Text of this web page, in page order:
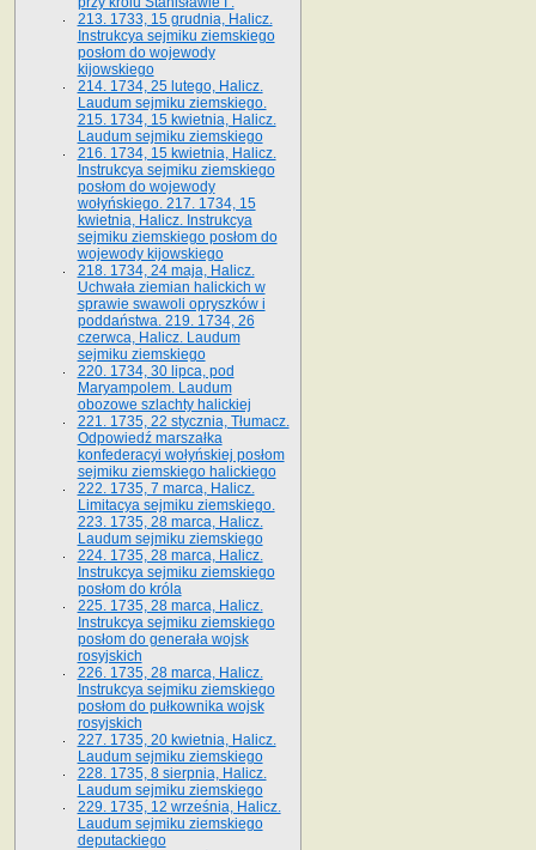
213. 1733, 15 grudnia, Halicz.
Instrukcya sejmiku ziemskiego
posłom do wojewody
kijowskiego
214. 1734, 25 lutego, Halicz.
Laudum sejmiku ziemskiego.
215. 1734, 15 kwietnia, Halicz.
Laudum sejmiku ziemskiego
216. 1734, 15 kwietnia, Halicz.
Instrukcya sejmiku ziemskiego
posłom do wojewody
wołyńskiego. 217. 1734, 15
kwietnia, Halicz. Instrukcya
sejmiku ziemskiego posłom do
wojewody kijowskiego
218. 1734, 24 maja, Halicz.
Uchwała ziemian halickich w
sprawie swawoli opryszków i
poddaństwa. 219. 1734, 26
czerwca, Halicz. Laudum
sejmiku ziemskiego
220. 1734, 30 lipca, pod
Maryampolem. Laudum
obozowe szlachty halickiej
221. 1735, 22 stycznia, Tłumacz.
Odpowiedź marszałka
konfederacyi wołyńskiej posłom
sejmiku ziemskiego halickiego
222. 1735, 7 marca, Halicz.
Limitacya sejmiku ziemskiego.
223. 1735, 28 marca, Halicz.
Laudum sejmiku ziemskiego
224. 1735, 28 marca, Halicz.
Instrukcya sejmiku ziemskiego
posłom do króla
225. 1735, 28 marca, Halicz.
Instrukcya sejmiku ziemskiego
posłom do generała wojsk
rosyjskich
226. 1735, 28 marca, Halicz.
Instrukcya sejmiku ziemskiego
posłom do pułkownika wojsk
rosyjskich
227. 1735, 20 kwietnia, Halicz.
Laudum sejmiku ziemskiego
228. 1735, 8 sierpnia, Halicz.
Laudum sejmiku ziemskiego
229. 1735, 12 września, Halicz.
Laudum sejmiku ziemskiego
deputackiego